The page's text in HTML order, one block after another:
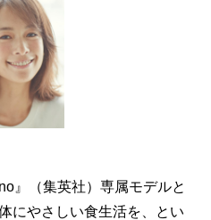
』（集英社）専属モデルと
にやさしい食生活を、とい